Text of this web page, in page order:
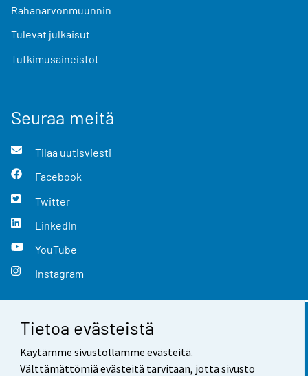
Tietoa evästeistä
Käytämme sivustollamme evästeitä.
Välttämättömiä evästeitä tarvitaan, jotta sivusto
Rahanarvonmuunnin
Tulevat julkaisut
Tutkimusaineistot
Seuraa meitä
Tilaa uutisviesti
Facebook
Twitter
LinkedIn
YouTube
Instagram
Yhteystiedot
Palaute